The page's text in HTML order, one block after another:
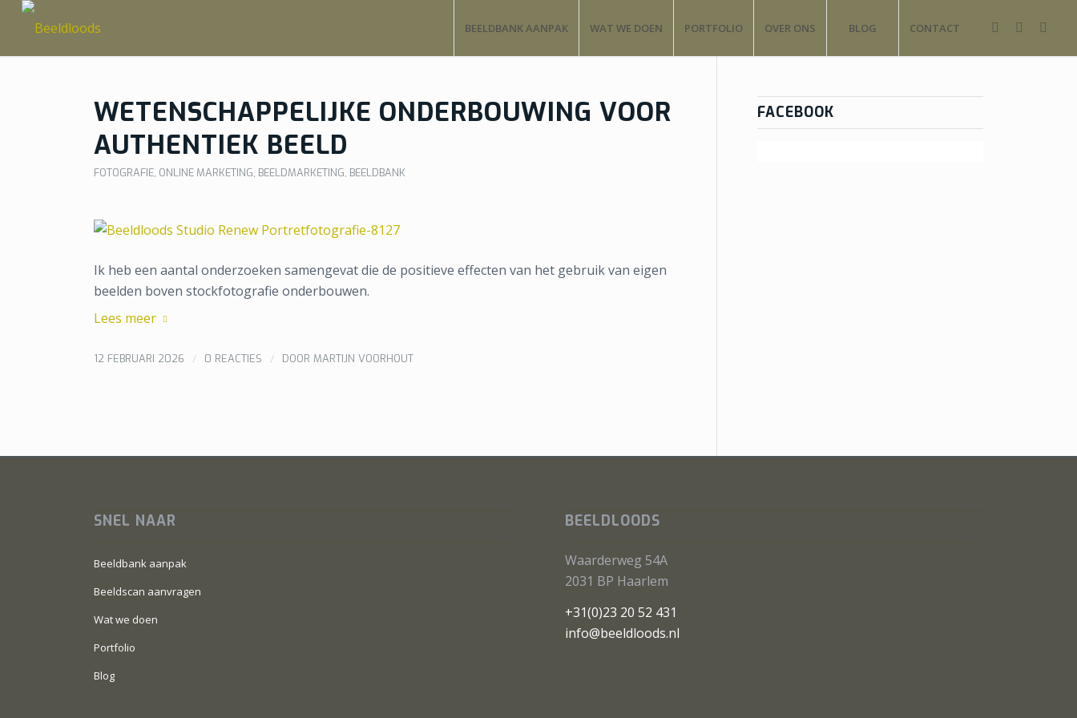
BEELDBANK AANPAK WAT WE DOEN PORTFOLIO OVER ONS BLOG CONTACT
WETENSCHAPPELIJKE ONDERBOUWING VOOR
AUTHENTIEK BEELD
FOTOGRAFIE, ONLINE MARKETING, BEELDMARKETING, BEELDBANK
Ik heb een aantal onderzoeken samengevat die de positieve effecten van het gebruik van eigen
beelden boven stockfotografie onderbouwen.
Lees meer
12 FEBRUARI 2026 / 0 REACTIES / DOORMARTIJN VOORHOUT
FACEBOOK
SNEL NAAR
Beeldbank aanpak
Beeldscan aanvragen
Wat we doen
Portfolio
Blog
BEELDLOODS
Waarderweg 54A
2031 BP Haarlem
+31(0)23 20 52 431
info@beeldloods.nl